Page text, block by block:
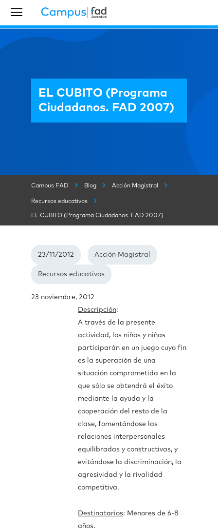
EL CUBITO (Programa
Ciudadanos. FAD 2007)
Campus FAD Blog Acción Magistral
Recursos educativos
EL CUBITO (Programa Ciudadanos. FAD 2007)
23/11/2012 Acción Magistral
Recursos educativos
23 noviembre, 2012
Descripción:
A través de la presente
actividad, los niños y niñas
participarán en un juego cuyo fin
es la superación de una
situación comprometida en la
que sólo se obtendrá el éxito
mediante la ayuda y la
cooperación del resto de la
clase, fomentándose las
relaciones interpersonales
equilibradas y constructivas, y
evitándose la discriminación, la
agresividad y la rivalidad
competitiva.
Destinatarios: Menores de 6-8
años.